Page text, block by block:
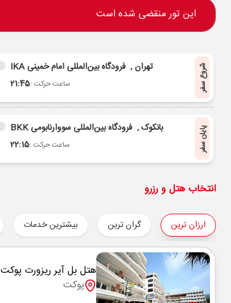
این تور منقضی شده است
شروع سفر تهران , فرودگاه بین‌المللی امام خمینی IKA
ساعت حرکت :21:45
پایان سفر بانکوک , فرودگاه بین‌المللی سووارنابومی BKK
ساعت حرکت :22:15
انتخاب هتل و رزرو
ارزان ترین گران ترین بیشترین خدمات
هتل بل آیر ریزورت پوکت
پوکت